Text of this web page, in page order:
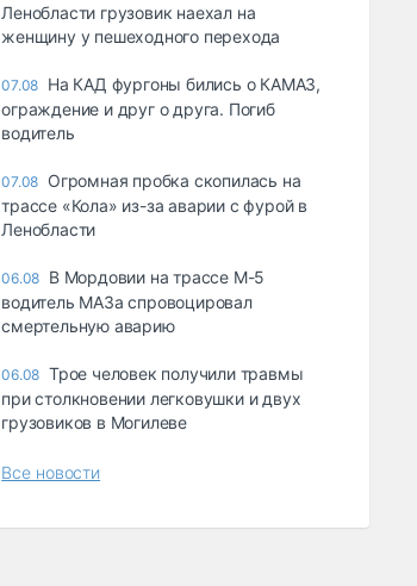
Ленобласти грузовик наехал на
женщину у пешеходного перехода
07.08 На КАД фургоны бились о КАМАЗ,
ограждение и друг о друга. Погиб
водитель
07.08 Огромная пробка скопилась на
трассе «Кола» из-за аварии с фурой в
Ленобласти
06.08 В Мордовии на трассе М-5
водитель МАЗа спровоцировал
смертельную аварию
06.08 Трое человек получили травмы
при столкновении легковушки и двух
грузовиков в Могилеве
Все новости